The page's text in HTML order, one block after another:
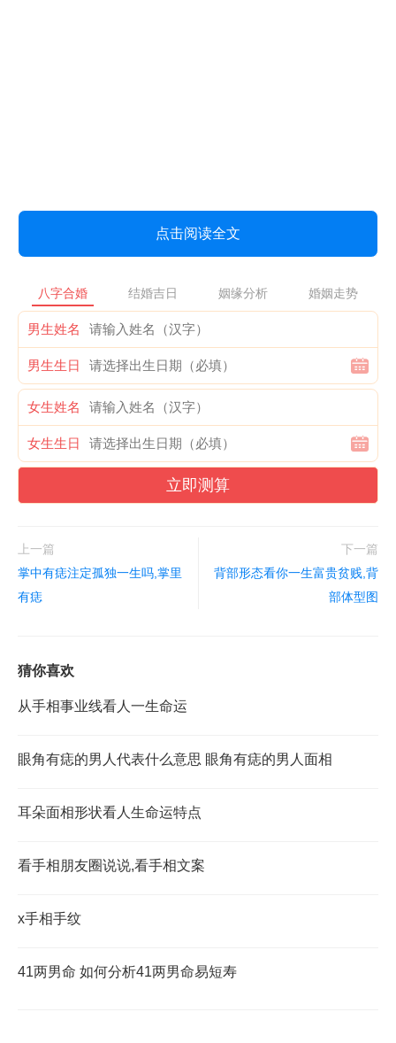
点击阅读全文
八字合婚 结婚吉日 姻缘分析 婚姻走势
男生姓名
男生生日
女生姓名
女生生日
立即测算
上一篇
掌中有痣注定孤独一生吗,掌里
有痣
下一篇
背部形态看你一生富贵贫贱,背
部体型图
猜你喜欢
从手相事业线看人一生命运
眼角有痣的男人代表什么意思 眼角有痣的男人面相
耳朵面相形状看人生命运特点
看手相朋友圈说说,看手相文案
x手相手纹
41两男命 如何分析41两男命易短寿